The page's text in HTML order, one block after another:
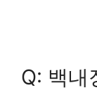
Q: 백내